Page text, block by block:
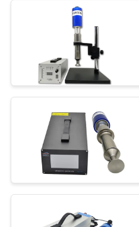
KEBIJAKAN
PRIVASI